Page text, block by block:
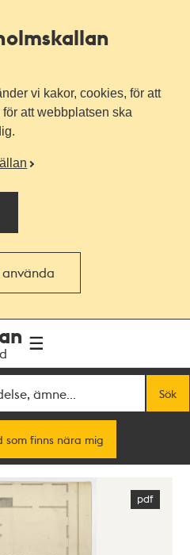
vi kakor, cookies, för att
att webbplatsen ska
Sök
som finns nära mig